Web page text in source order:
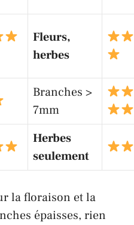
Fleurs,
herbes
Branches >
7mm
Herbes
seulement
la floraison et la
épaisses, rien